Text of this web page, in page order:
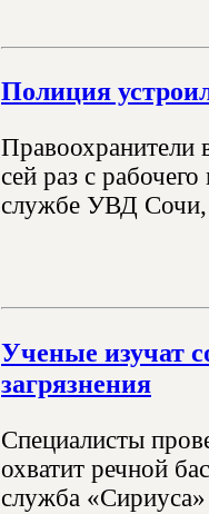
Полиция
Правоохранители
сей раз с
службе УВД Сочи,
Ученые изучат
загрязнения
Специалисты
охватит речной
служба